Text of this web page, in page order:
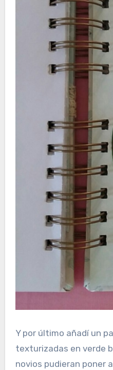
Y por último añadí un
texturizadas en verde
novios pudieran poner